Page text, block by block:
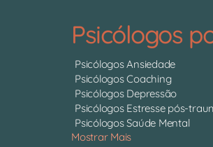
Psicólogos
Psicólogos Ansiedade
Psicólogos Coaching
Psicólogos Depressão
Psicólogos Estresse pós-
Psicólogos Saúde Mental
Mostrar Mais